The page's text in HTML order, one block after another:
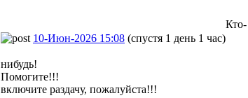
10-Июн-2026 15:08 (спустя 1 день 1 час)
Кто-
нибудь!
Помогите!!!
включите раздачу, пожалуйста!!!